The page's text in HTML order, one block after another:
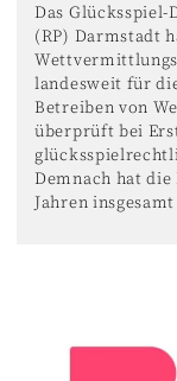
Das Glücksspiel-
(RP) Darmstadt
landesweit für
Betreiben von
überprüft bei
Demnach hat
Jahren